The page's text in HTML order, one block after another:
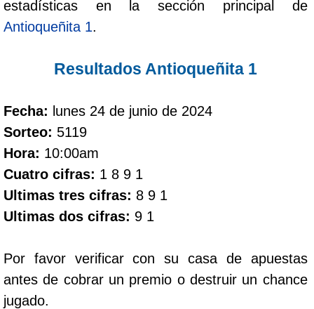
Dorado Mañana
Dorado Tarde
Dorado Noche
Fantástica Día
Fantástica Noche
Motilon Noche
estadísticas en la sección principal de
Antioqueñita 1.
Resultados Antioqueñita 1
Fecha: lunes 24 de junio de 2024
Sorteo: 5119
Hora: 10:00am
Cuatro cifras: 1 8 9 1
Ultimas tres cifras: 8 9 1
Ultimas dos cifras: 9 1
Por favor verificar con su casa de apuestas
antes de cobrar un premio o destruir un chance
jugado.